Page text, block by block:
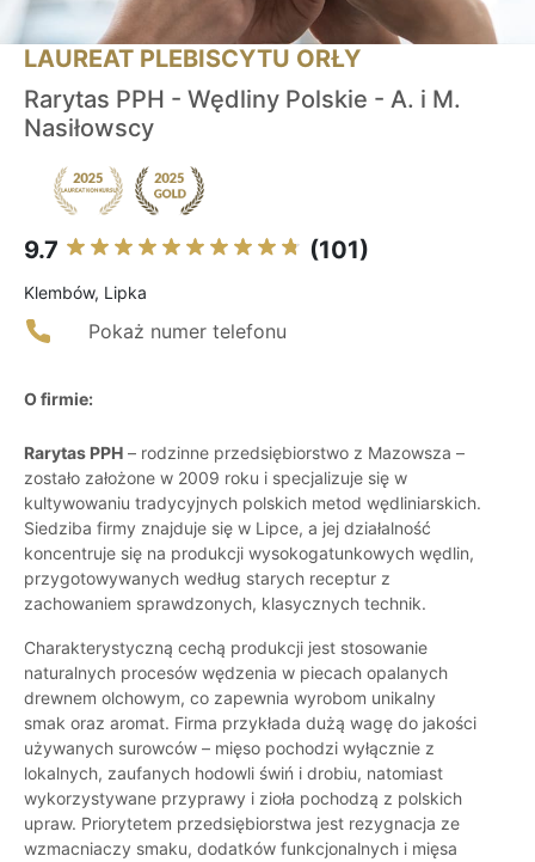
LAUREAT PLEBISCYTU ORŁY
Rarytas PPH - Wędliny Polskie - A. i M.
Nasiłowscy
9.7 (101)
Klembów, Lipka
Pokaż numer telefonu
O firmie:
Rarytas PPH – rodzinne przedsiębiorstwo z Mazowsza –
zostało założone w 2009 roku i specjalizuje się w
kultywowaniu tradycyjnych polskich metod wędliniarskich.
Siedziba firmy znajduje się w Lipce, a jej działalność
koncentruje się na produkcji wysokogatunkowych wędlin,
przygotowywanych według starych receptur z
zachowaniem sprawdzonych, klasycznych technik.
Charakterystyczną cechą produkcji jest stosowanie
naturalnych procesów wędzenia w piecach opalanych
drewnem olchowym, co zapewnia wyrobom unikalny
smak oraz aromat. Firma przykłada dużą wagę do jakości
używanych surowców – mięso pochodzi wyłącznie z
lokalnych, zaufanych hodowli świń i drobiu, natomiast
wykorzystywane przyprawy i zioła pochodzą z polskich
upraw. Priorytetem przedsiębiorstwa jest rezygnacja ze
wzmacniaczy smaku, dodatków funkcjonalnych i mięsa